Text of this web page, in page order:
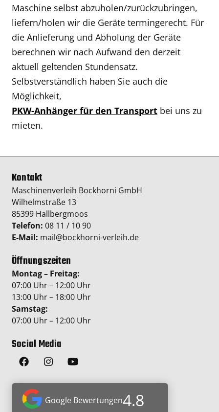
Maschine selbst abzuholen/zurückzubringen,
liefern/holen wir die Geräte termingerecht. Für
die Anlieferung und Abholung der Geräte
berechnen wir nach Aufwand den derzeit
aktuell geltenden Stundensatz.
Selbstverständlich haben Sie auch die
Möglichkeit,
PKW-Anhänger für den Transport bei uns zu
mieten.
Kontakt
Maschinenverleih Bockhorni GmbH
Wilhelmstraße 13
85399 Hallbergmoos
Telefon: 08 11 / 10 90
E-Mail: mail@bockhorni-verleih.de
Öffnungszeiten
Montag – Freitag:
07:00 Uhr – 12:00 Uhr
13:00 Uhr – 18:00 Uhr
Samstag:
07:00 Uhr – 12:00 Uhr
Social Media
Google Bewertungen4.8